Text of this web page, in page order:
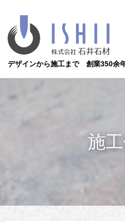
デザインから施工まで 創業350余
施